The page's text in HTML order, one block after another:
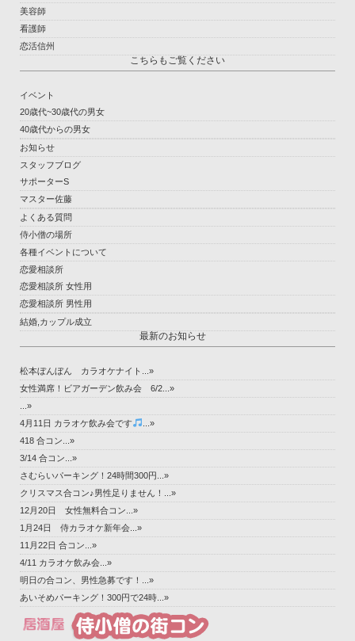
美容師
看護師
恋活信州
こちらもご覧ください
イベント
20歳代~30歳代の男女
40歳代からの男女
お知らせ
スタッフブログ
サポーターS
マスター佐藤
よくある質問
侍小僧の場所
各種イベントについて
恋愛相談所
恋愛相談所 女性用
恋愛相談所 男性用
結婚,カップル成立
最新のお知らせ
松本ぼんぼん カラオケナイト...»
女性満席！ビアガーデン飲み会 6/2...»
...»
4月11日 カラオケ飲み会です
...»
418 合コン...»
3/14 合コン...»
さむらいパーキング！24時間300円...»
クリスマス合コン♪男性足りません！...»
12月20日 女性無料合コン...»
1月24日 侍カラオケ新年会...»
11月22日 合コン...»
4/11 カラオケ飲み会...»
明日の合コン、男性急募です！...»
あいそめパーキング！300円で24時...»